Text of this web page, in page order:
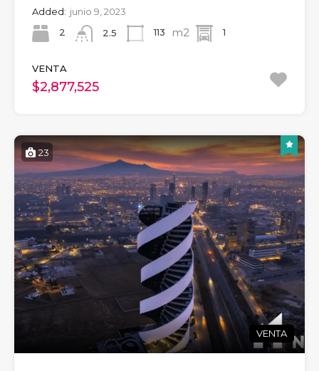
Added: junio 9, 2023
2
2.5 113 m2 1
VENTA
$2,877,525
23
VENTA